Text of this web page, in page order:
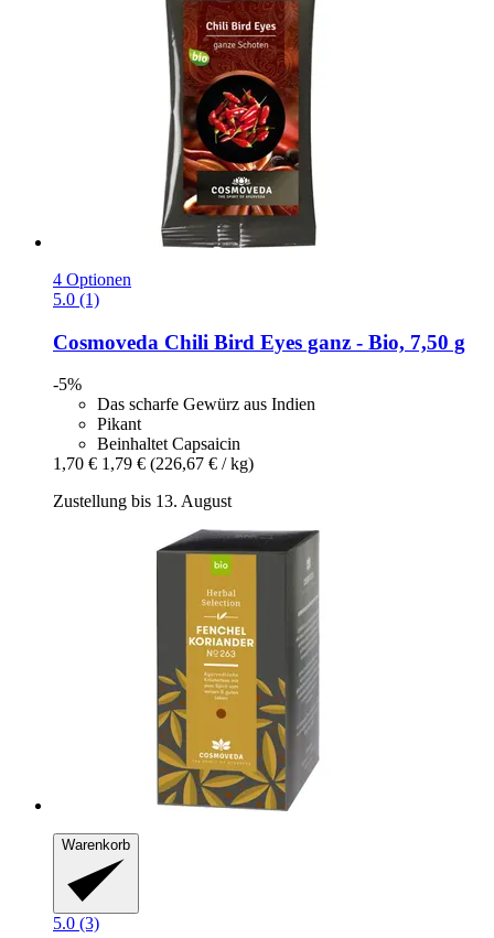
4 Optionen
5.0 (1)
Cosmoveda Chili Bird Eyes ganz -​ Bio, 7,50 g
-5%
Das scharfe Gewürz aus Indien
Pikant
Beinhaltet Capsaicin
1,70 € 1,79 € (226,67 € / kg)
Zustellung bis 13. August
Warenkorb
5.0 (3)